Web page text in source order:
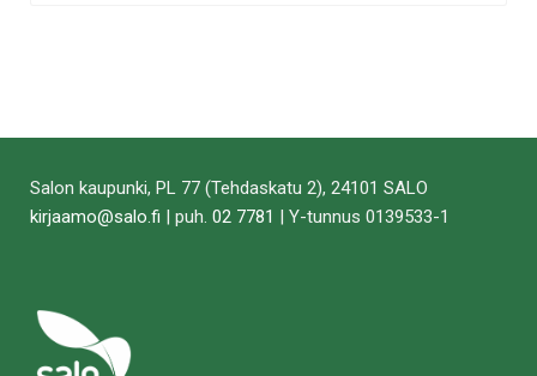
Salon kaupunki, PL 77 (Tehdaskatu 2), 24101 SALO
kirjaamo@salo.fi | puh. 02 7781 | Y-tunnus 0139533-1